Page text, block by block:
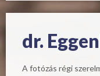
dr.
A fotózás régi